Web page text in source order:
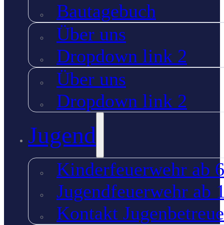
Bautagebuch
Über uns
Dropdown link 2
Über uns
Dropdown link 2
Jugend
Kinderfeuerwehr ab
Jugendfeuerwehr ab
Kontakt